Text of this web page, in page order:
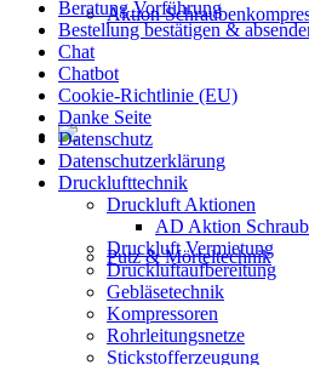
Aktion
Putz & Mörteltechnik
Beratung Vorführung
Bestellung bestätigen &
Chat
Chatbot
Cookie-Richtlinie (EU)
Danke Seite
Datenschutz
Datenschutzerklärung
Drucklufttechnik
Druckluft Aktionen
AD Aktion
Druckluft Vermietung
Druckluftaufbereitung
Gebläsetechnik
Kompressoren
Rohrleitungsnetze
Stickstofferzeugung